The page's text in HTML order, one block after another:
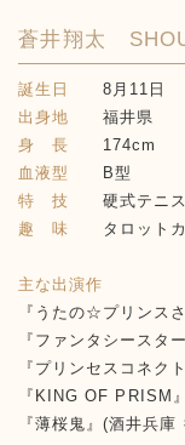
蒼井翔太
誕生日8月11日
出身地 福井県
身 長 174cm
血液型
B型
特 技
硬式テニ
趣 味 タロットカ
主な出演作
『うたの☆プリンス
『ファンタシースタ
『プリンセスコネク
『KING OF PRISM
『薄桜鬼』(酒井兵庫